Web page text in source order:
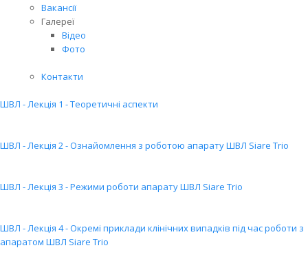
Вакансії
Галереї
Відео
Фото
Контакти
ШВЛ - Лекція 1 - Теоретичні аспекти
ШВЛ - Лекція 2 - Ознайомлення з роботою апарату ШВЛ Siare Trio
ШВЛ - Лекція 3 - Режими роботи апарату ШВЛ Siare Trio
ШВЛ - Лекція 4 - Окремі приклади клінічних випадків під час роботи з
апаратом ШВЛ Siare Trio